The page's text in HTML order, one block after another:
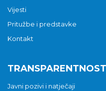
Vijesti
Pritužbe i predstavke
Kontakt
TRANSPARENTNOST
Javni pozivi i natječaji